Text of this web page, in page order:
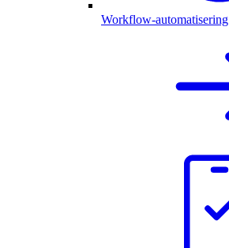
Workflow-automatisering